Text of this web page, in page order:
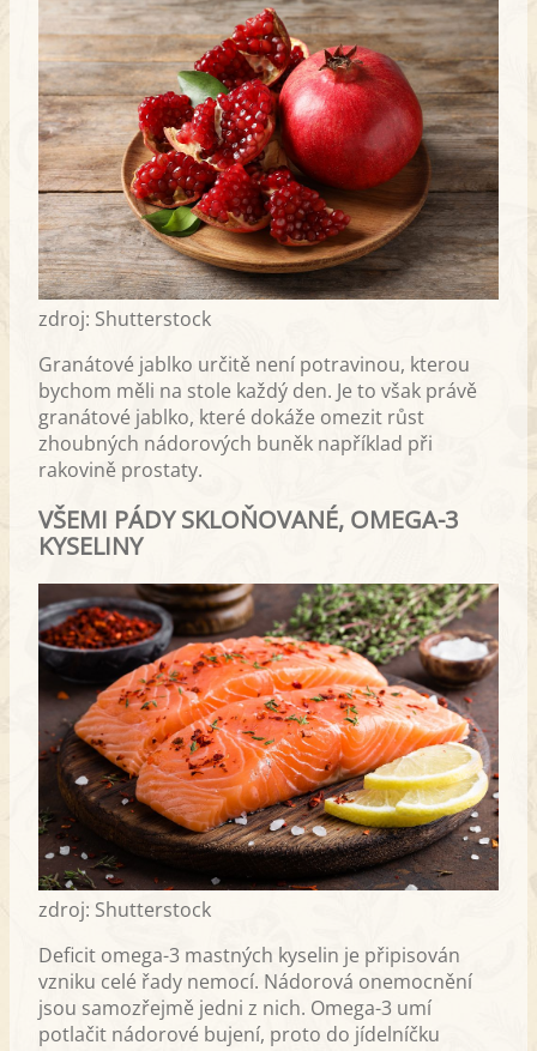
zdroj: Shutterstock
Granátové jablko určitě není potravinou, kterou
bychom měli na stole každý den. Je to však právě
granátové jablko, které dokáže omezit růst
zhoubných nádorových buněk například při
rakovině prostaty.
VŠEMI PÁDY SKLOŇOVANÉ, OMEGA-3
KYSELINY
zdroj: Shutterstock
Deficit omega-3 mastných kyselin je připisován
vzniku celé řady nemocí. Nádorová onemocnění
jsou samozřejmě jedni z nich. Omega-3 umí
potlačit nádorové bujení, proto do jídelníčku